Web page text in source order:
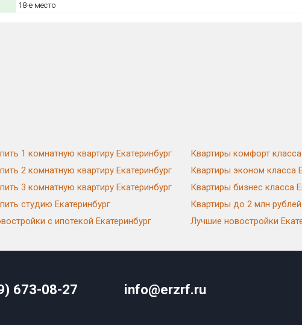
18-е место
1 комнатную квартиру Екатеринбург
2 комнатную квартиру Екатеринбург
3 комнатную квартиру Екатеринбург
студию Екатеринбург
с ипотекой Екатеринбург
Квартиры комфорт класса
Квартиры эконом класса
Квартиры бизнес класса
Квартиры до 2 млн рублей
Лучшие новостройки
673-08-27 info@erzrf.ru